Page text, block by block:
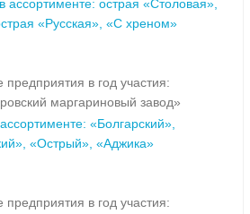
ассортименте: острая «Столовая»,
«Русская», «С хреном»
предприятия в год участия:
маргариновый завод»
«Болгарский»,
«Острый», «Аджика»
предприятия в год участия: